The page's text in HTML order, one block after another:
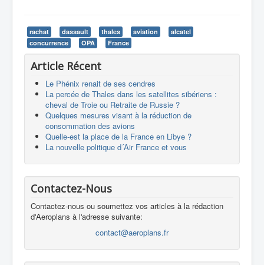
rachat dassault thales aviation
alcatel
concurrence
OPA France
Article Récent
Le Phénix renait de ses cendres
La percée de Thales dans les satellites sibériens :
cheval de Troie ou Retraite de Russie ?
Quelques mesures visant à la réduction de
consommation des avions
Quelle-est la place de la France en Libye ?
La nouvelle politique d´Air France et vous
Contactez-Nous
Contactez-nous ou soumettez vos articles à la rédaction
d'Aeroplans à l'adresse suivante:
contact@aeroplans.fr